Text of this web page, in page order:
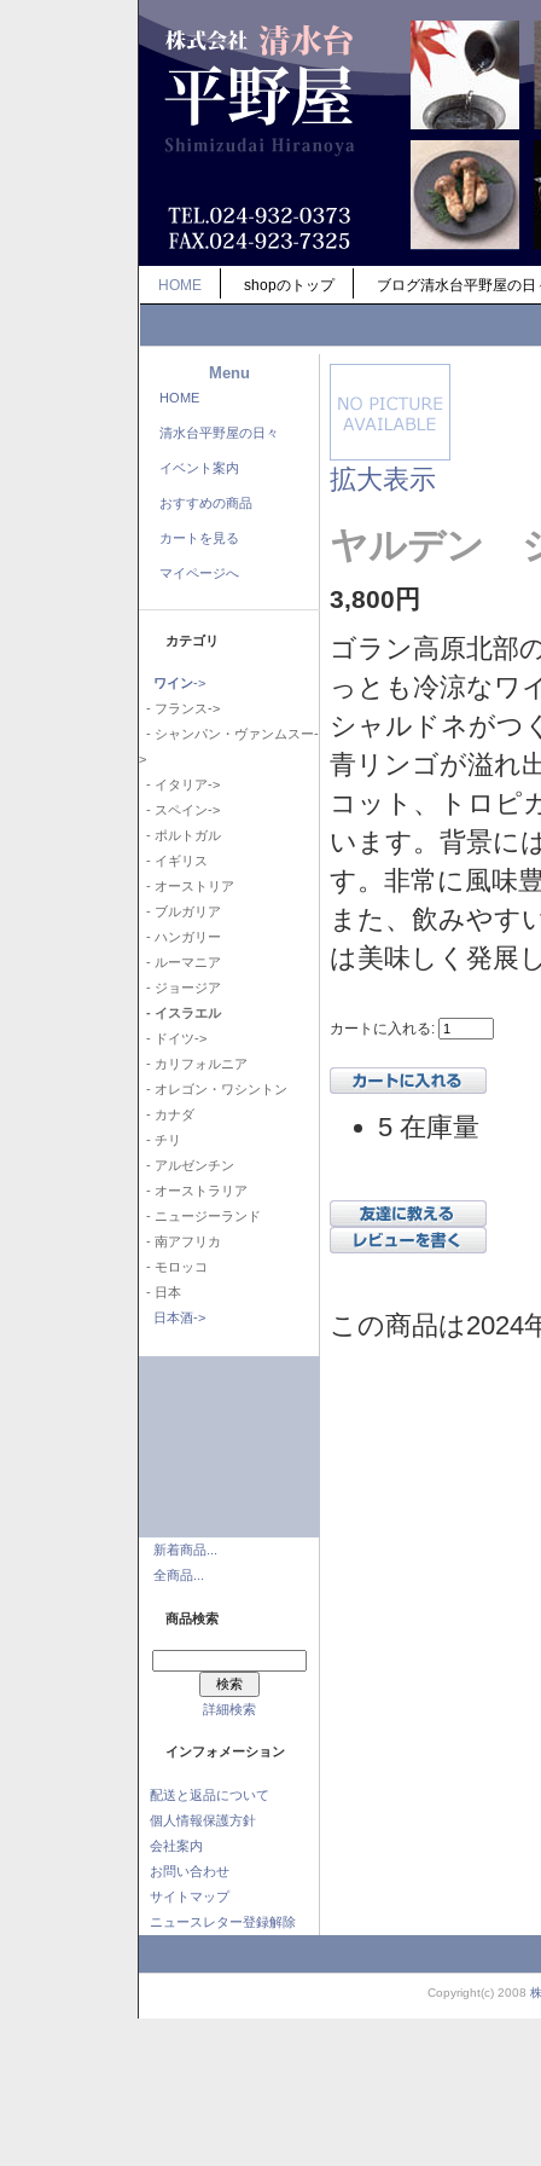
HOME shopのトップ ブログ清水台平野屋の日
Menu
HOME
清水台平野屋の日々
イベント案内
おすすめの商品
カートを見る
マイページへ
カテゴリ
ワイン->
- フランス->
- シャンパン・ヴァンムスー-
>
- イタリア->
- スペイン->
- ポルトガル
- イギリス
- オーストリア
- ブルガリア
- ハンガリー
- ルーマニア
- ジョージア
- イスラエル
- ドイツ->
- カリフォルニア
- オレゴン・ワシントン
- カナダ
- チリ
- アルゼンチン
- オーストラリア
- ニュージーランド
- 南アフリカ
- モロッコ
- 日本
日本酒->
新着商品...
全商品...
商品検索
詳細検索
インフォメーション
配送と返品について
個人情報保護方針
会社案内
お問い合わせ
サイトマップ
ニュースレター登録解除
拡大表示
ヤルデン
3,800円
ゴラン高原北部
っとも冷涼なワ
シャルドネがつ
青リンゴが溢れ
コット、トロピ
います。背景に
す。非常に風味
また、飲みやす
は美味しく発展
カートに入れる:
5 在庫量
この商品は2024
Copyright(c) 2008